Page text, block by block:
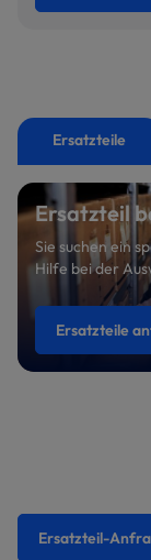
Ersatzteile
Ersatzteil
Sie suchen ein
Hilfe bei der
Ersatzteile
Ersatzteil-